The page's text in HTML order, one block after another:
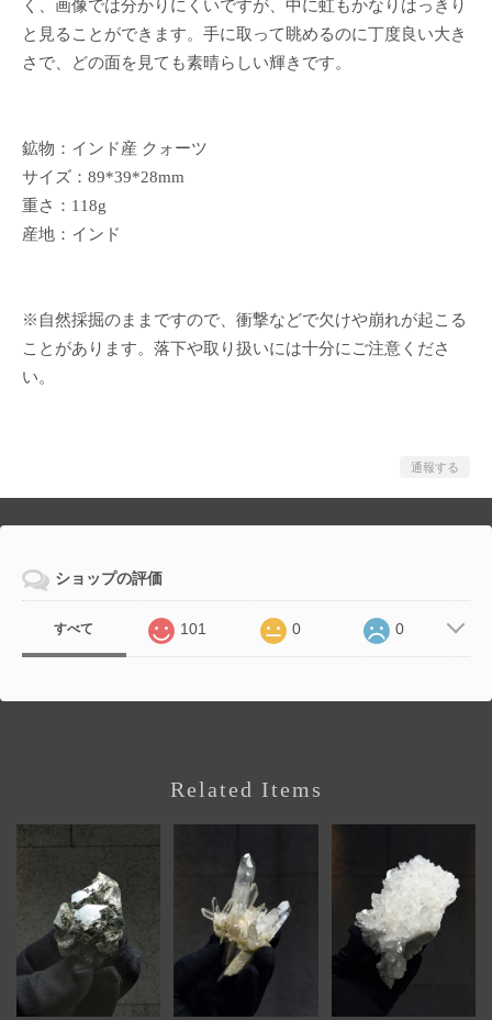
く、画像では分かりにくいですが、中に虹もかなりはっきり
と見ることができます。手に取って眺めるのに丁度良い大き
さで、どの面を見ても素晴らしい輝きです。
鉱物：インド産 クォーツ
サイズ：89*39*28mm
重さ：118g
産地：インド
※自然採掘のままですので、衝撃などで欠けや崩れが起こる
ことがあります。落下や取り扱いには十分にご注意くださ
い。
通報する
ショップの評価
すべて 101 0 0
Related Items